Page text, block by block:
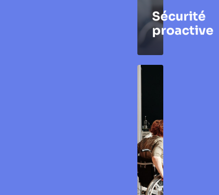
Sécurité
proactive